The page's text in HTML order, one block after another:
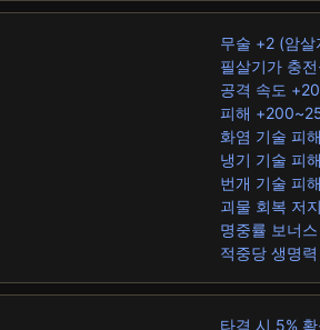
무술 +2 (암살
필살기가 충
공격 속도
피해
화염 기술 피
냉기 기술 피
번개 기술 피
괴물 회복 저지
명중률 보너
적중당 생명
타격 시 5%